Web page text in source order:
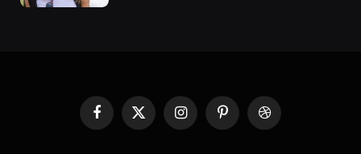
Facebook
X
InstagramPinterestDribbble